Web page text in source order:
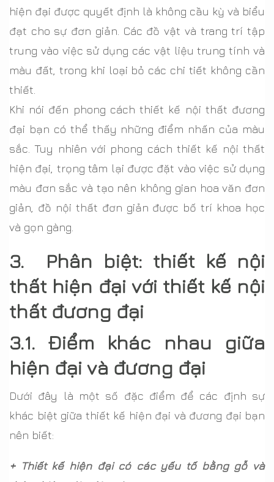
hiện đại được quyết định là không cầu kỳ và biểu
đạt cho sự đơn giản. Các đồ vật và trang trí tập
trung vào việc sử dụng các vật liệu trung tính và
màu đất, trong khi loại bỏ các chi tiết không cần
thiết.
Khi nói đến phong cách thiết kế nội thất đương
đại bạn có thể thấy những điểm nhấn của màu
sắc. Tuy nhiên với phong cách thiết kế nội thất
hiện đại, trọng tâm lại được đặt vào việc sử dụng
màu đơn sắc và tạo nên không gian hoa văn đơn
giản, đồ nội thất đơn giản được bố trí khoa học
và gọn gàng.
3. Phân biệt: thiết kế nội
thất hiện đại với thiết kế nội
thất đương đại
3.1. Điểm khác nhau giữa
hiện đại và đương đại
Dưới đây là một số đặc điểm để các định sự
khác biệt giữa thiết kế hiện đại và đương đại bạn
nên biết:
+ Thiết kế hiện đại có các yếu tố bằng gỗ và